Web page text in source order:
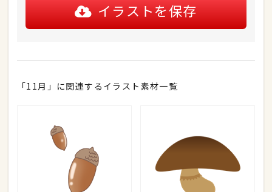
イラストを保存
「11月」に関連するイラスト素材一覧